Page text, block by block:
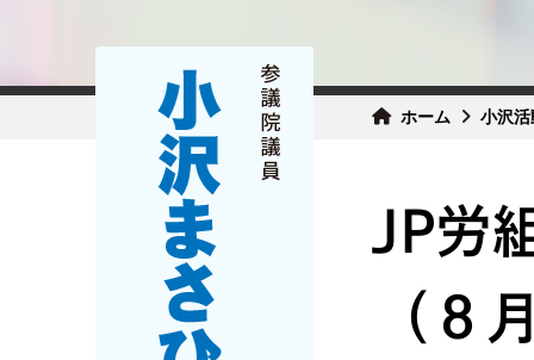
ホーム 小沢
JP労
（８